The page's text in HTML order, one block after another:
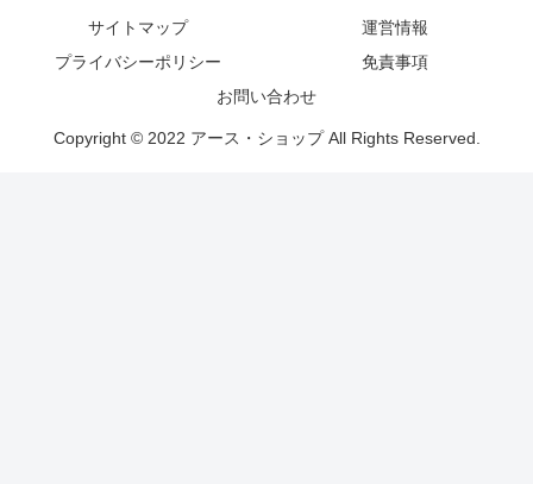
サイトマップ
運営情報
プライバシーポリシー
免責事項
お問い合わせ
Copyright © 2022 アース・ショップ All Rights Reserved.